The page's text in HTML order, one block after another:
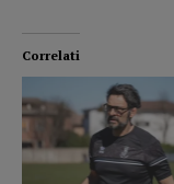
Correlati